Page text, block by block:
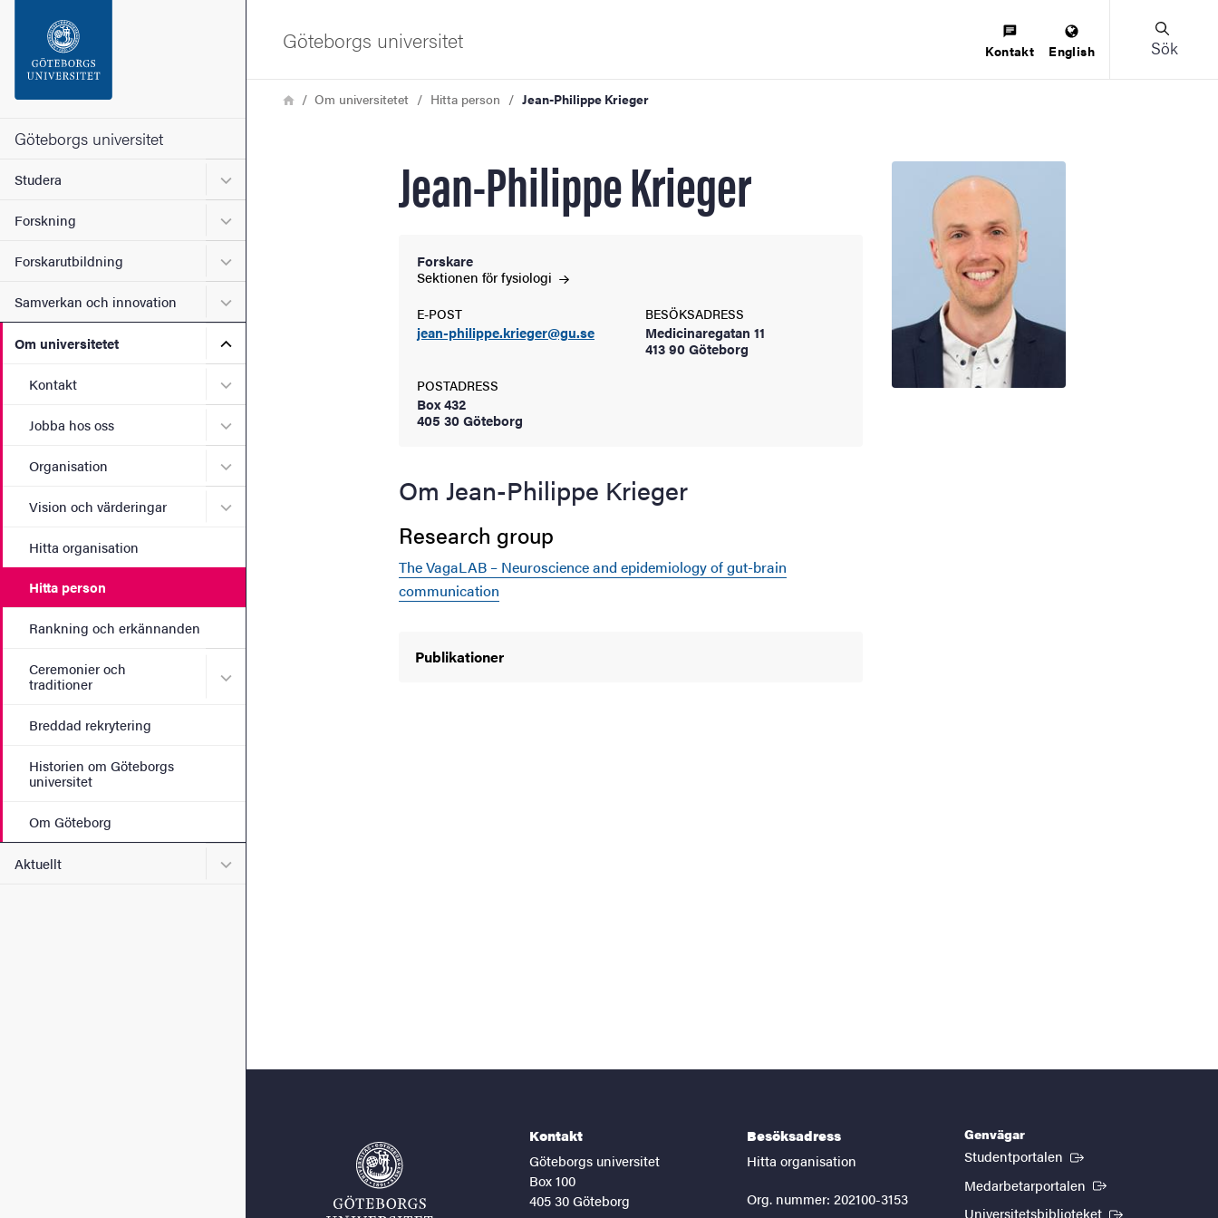
Sidfoten
Om webbplatsen
Göteborgs universitet
Studera Undermeny för Studera
Forskning Undermeny för Forskning
Forskarutbildning Undermeny för Forskarutbildning
Samverkan och innovation Undermeny för Samverkan och innovation
Om universitetet Undermeny för Om universitetet
Kontakt Undermeny för Kontakt
Jobba hos oss Undermeny för Jobba hos oss
Organisation Undermeny för Organisation
Vision och värderingar Undermeny för Vision och värderingar
Hitta organisation
Hitta person
Rankning och erkännanden
Ceremonier och
traditioner
Undermeny för Ceremonier och traditioner
Breddad rekrytering
Historien om Göteborgs
universitet
Om Göteborg
Aktuellt Undermeny för Aktuellt
Göteborgs universitet Kontakt English Sök
LänkstigHemOm universitetet Hitta person Jean-Philippe Krieger
Jean-Philippe Krieger
Forskare
Sektionen förfysiologi
E-POST
jean-philippe.krieger@gu.se
BESÖKSADRESS
Medicinaregatan 11
413 90 Göteborg
POSTADRESS
Box 432
405 30 Göteborg
Om Jean-Philippe Krieger
Research group
The VagaLAB – Neuroscience and epidemiology of gut-brain
communication
Publikationer
Kontakt
Göteborgs universitet
Box 100
405 30 Göteborg
Besöksadress
Hitta organisation
Org. nummer: 202100-3153
Genvägar
Studentportalen (Extern länk)
Medarbetarportalen (Extern länk)
Universitetsbiblioteket (Extern länk)